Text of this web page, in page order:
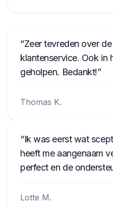
Zeer tevreden over
klantenservice. Ook in
geholpen. Bedankt!
Thomas K.
Ik was eerst wat
heeft me aangenaam
perfect en de
Lotte M.